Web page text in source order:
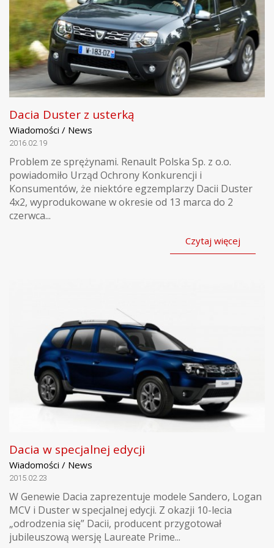
Dacia Duster z usterką
Wiadomości / News
2016.02.19
Problem ze sprężynami. Renault Polska Sp. z o.o.
powiadomiło Urząd Ochrony Konkurencji i
Konsumentów, że niektóre egzemplarzy Dacii Duster
4x2, wyprodukowane w okresie od 13 marca do 2
czerwca...
Czytaj więcej
Dacia w specjalnej edycji
Wiadomości / News
2015.02.23
W Genewie Dacia zaprezentuje modele Sandero, Logan
MCV i Duster w specjalnej edycji. Z okazji 10-lecia
„odrodzenia się” Dacii, producent przygotował
jubileuszową wersję Laureate Prime...